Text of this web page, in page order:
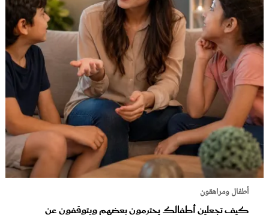
أطفال ومراهقون
كيف تجعلين أطفالك يحترمون بعضهم ويتوقفون عن